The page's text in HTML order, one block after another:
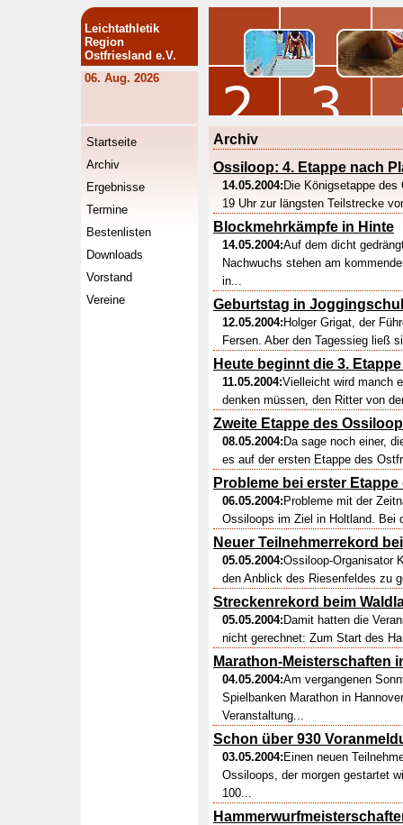
Leichtathletik
Region
Ostfriesland e.V.
06. Aug. 2026
Startseite
Archiv
Ergebnisse
Termine
Bestenlisten
Downloads
Vorstand
Vereine
Archiv
Ossiloop: 4. Etappe nach
14.05.2004: Die Königsetappe
19 Uhr zur längsten Teilstrecke
Blockmehrkämpfe in Hinte
14.05.2004:Auf dem dicht
Nachwuchs stehen am
in...
Geburtstag in
12.05.2004: Holger Grigat, der
Fersen. Aber den Tagessieg ließ
Heute beginnt die 3.
11.05.2004:Vielleicht wird manch
denken müssen, den Ritter von
Zweite Etappe des Ossiloop
08.05.2004: Da sage noch einer,
es auf der ersten Etappe des
Probleme bei erster
06.05.2004: Probleme mit der
Ossiloops im Ziel in Holtland. Bei
Neuer Teilnehmerrekord
05.05.2004:Ossiloop-Organisator
den Anblick des Riesenfeldes zu
Streckenrekord beim
05.05.2004: Damit hatten die
nicht gerechnet: Zum Start des
Marathon-Meisterschaften
04.05.2004:Am vergangenen
Spielbanken Marathon in
Veranstaltung...
Schon über 930
03.05.2004: Einen neuen
Ossiloops, der morgen gestartet
100...